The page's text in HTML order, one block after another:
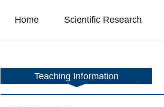
Home Scientific Research
Teaching Information